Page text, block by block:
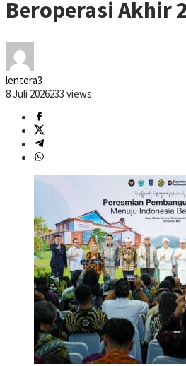
Beroperasi Akhir
lentera3
8 Juli 2026233 views